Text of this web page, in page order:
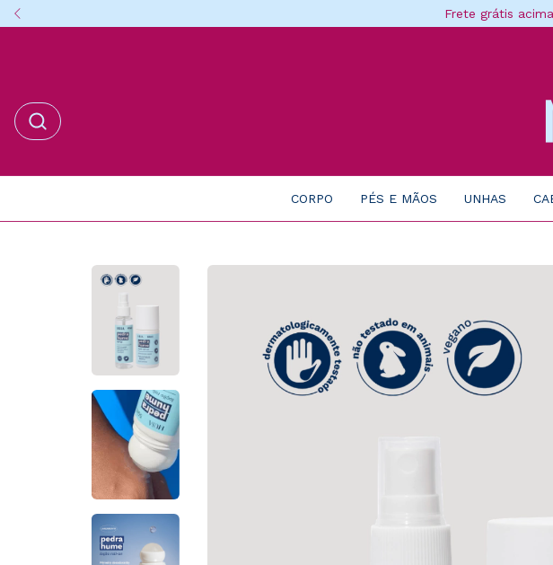
Frete grátis
CORPO PÉS E MÃOS UNHAS